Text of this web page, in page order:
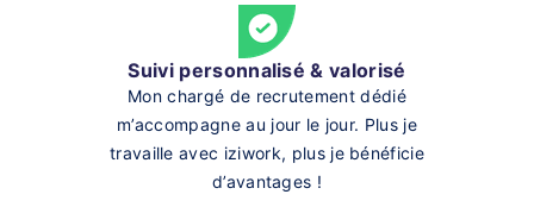
Suivi personnalisé & valorisé
Mon chargé de recrutement dédié
m’accompagne au jour le jour. Plus je
travaille avec iziwork, plus je bénéficie
d’avantages !